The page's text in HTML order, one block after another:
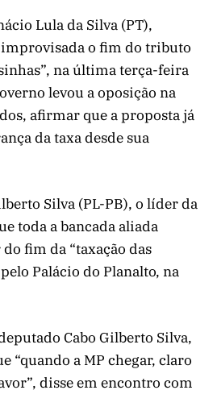
Lula da Silva (PT),
o fim do tributo
na última terça-feira
levou a oposição na
afirmar que a proposta já
da taxa desde sua
Silva (PL-PB), o líder da
toda a bancada aliada
fim da “taxação das
Palácio do Planalto, na
Cabo Gilberto Silva,
“quando a MP chegar, claro
disse em encontro com